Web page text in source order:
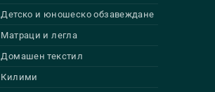
Детско и юношеско обзавеждане
Матраци и легла
Домашен текстил
Килими